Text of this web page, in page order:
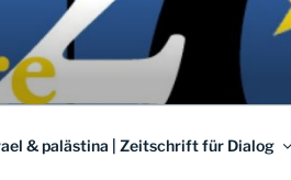
& palästina | Zeitschrift für Dialog